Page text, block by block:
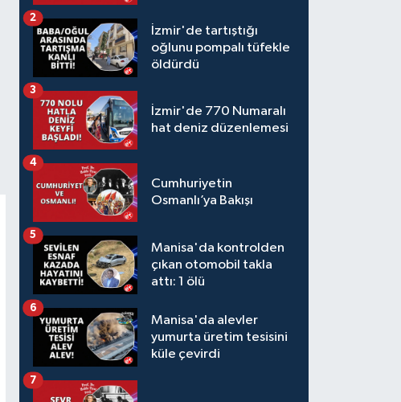
İzmir'de tartıştığı
oğlunu pompalı tüfekle
öldürdü
2
İzmir'de 770 Numaralı
hat deniz düzenlemesi
3
Cumhuriyetin
Osmanlı’ya Bakışı
4
Manisa'da kontrolden
çıkan otomobil takla
attı: 1 ölü
5
Manisa'da alevler
yumurta üretim tesisini
küle çevirdi
6
7